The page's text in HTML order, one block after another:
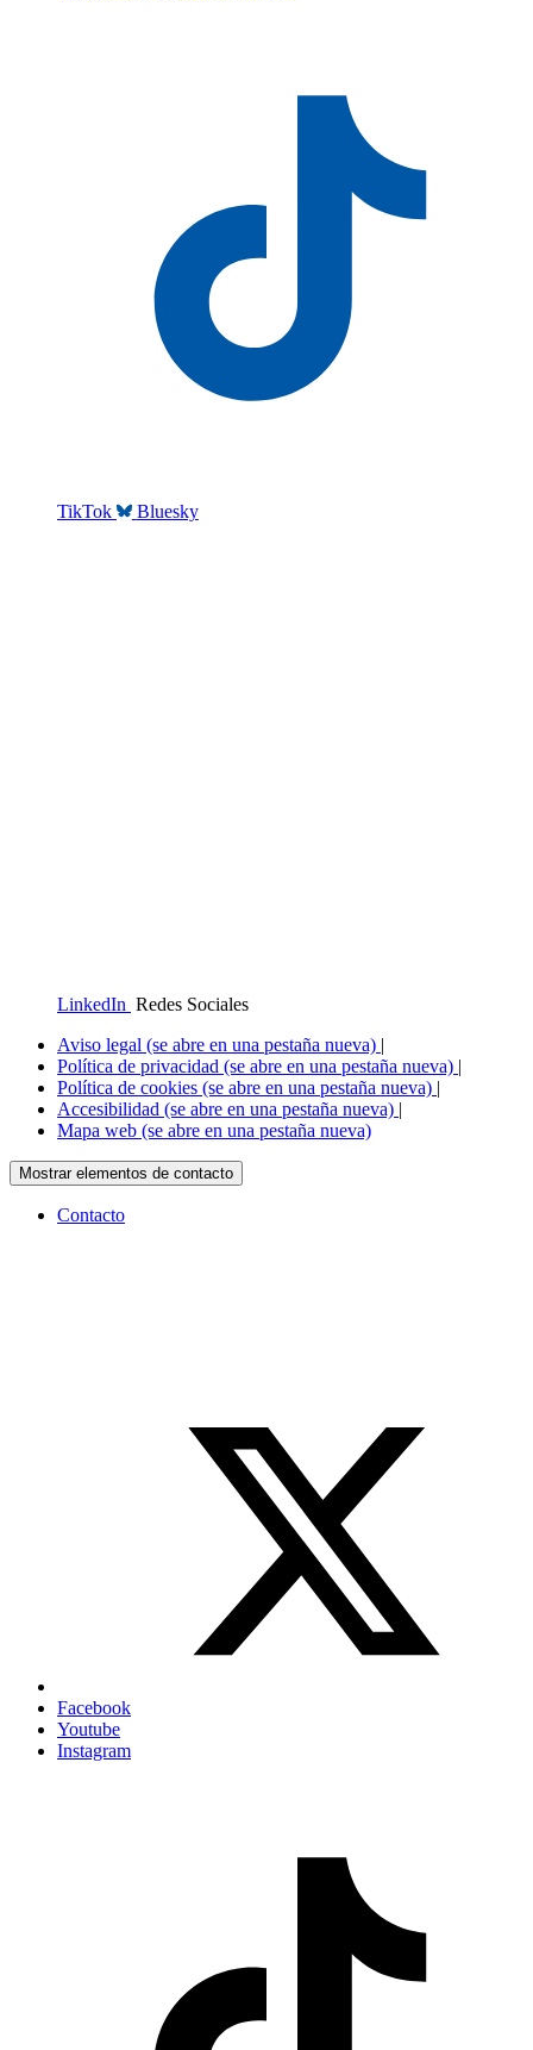
TikTok Bluesky
LinkedIn Redes Sociales
Aviso legal (se abre en una pestaña nueva) |
Política de privacidad (se abre en una pestaña nueva) |
Política de cookies (se abre en una pestaña nueva) |
Accesibilidad (se abre en una pestaña nueva) |
Mapa web (se abre en una pestaña nueva)
Mostrar elementos de contacto
Contacto
Facebook
Youtube
Instagram